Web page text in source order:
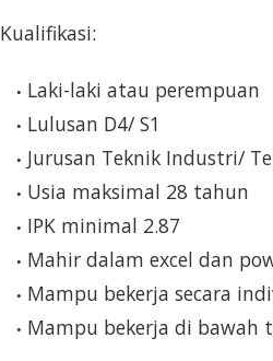
Kualifikasi:
Laki-laki atau perempuan
Lulusan D4/ S1
Jurusan Teknik Industri/
Usia maksimal 28 tahun
IPK minimal 2.87
Mahir dalam excel dan
Mampu bekerja secara
Mampu bekerja di bawah